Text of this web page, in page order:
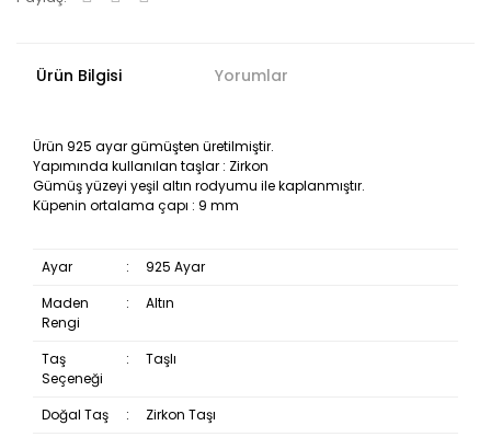
Ürün Bilgisi Yorumlar
Ürün 925 ayar gümüşten üretilmiştir.
Yapımında kullanılan taşlar : Zirkon
Gümüş yüzeyi yeşil altın rodyumu ile kaplanmıştır.
Küpenin ortalama çapı : 9 mm
Ayar :
925 Ayar
Maden
Rengi
: Altın
Taş
Seçeneği
: Taşlı
Doğal Taş : Zirkon Taşı